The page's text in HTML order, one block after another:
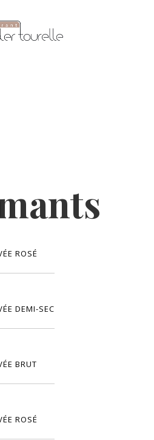
ROSÉ
DEMI-SEC
BRUT
ROSÉ